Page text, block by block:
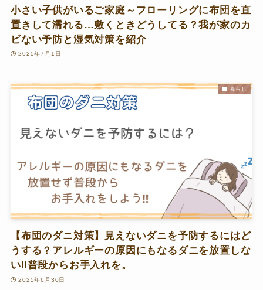
小さい子供がいるご家庭～フローリングに布団を直
置きして濡れる…敷くときどうしてる？我が家のカ
ビない予防と湿気対策を紹介
2025年7月1日
暮らし
【布団のダニ対策】見えないダニを予防するにはど
うする？アレルギーの原因にもなるダニを放置しな
い‼普段からお手入れを。
2025年6月30日